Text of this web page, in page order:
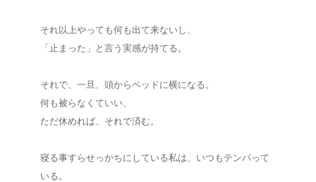
それ以上やっても何も出て来ないし、
「止まった」と言う実感が持てる。
それで、一旦、頭からベッドに横になる。
何も被らなくていい、
ただ休めれば、それで済む。
寝る事すらせっかちにしている私は、いつもテンパって
いる。